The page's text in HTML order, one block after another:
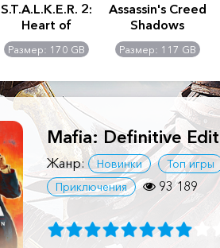
S.T.A.L.K.E.R. 2:
Heart of
Chernobyl -
Ultimate Edition
Размер: 170 GB
Assassin's Creed
Shadows
Размер: 117 GB
Mafia: Definitive
Жанр: Новинки Топ игры
Приключения
93 189